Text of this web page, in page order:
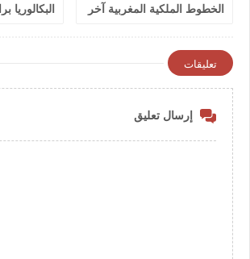
الخطوط الملكية المغربية آخر
تعليقات
إرسال تعليق